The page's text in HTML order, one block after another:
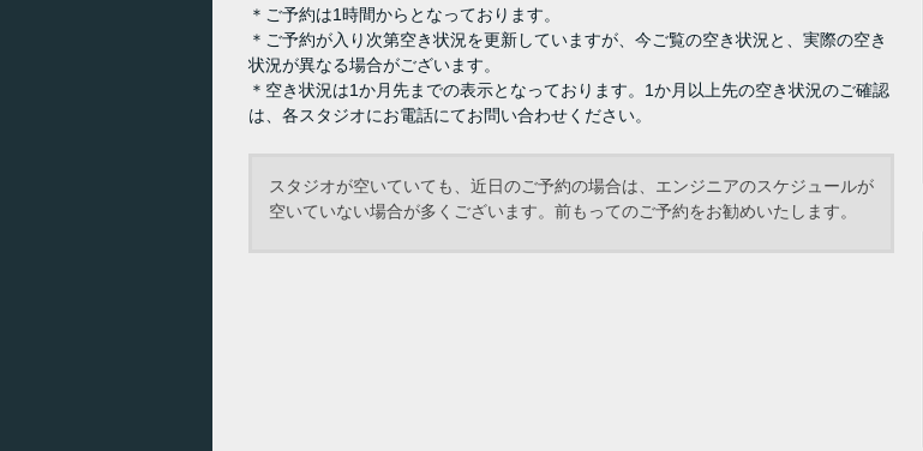
＊ご予約は1時間からとなっております。
＊ご予約が入り次第空き状況を更新していますが、今ご覧の空き状況と、実際の空き
状況が異なる場合がございます。
＊空き状況は1か月先までの表示となっております。1か月以上先の空き状況のご確認
は、各スタジオにお電話にてお問い合わせください。
スタジオが空いていても、近日のご予約の場合は、エンジニアのスケジュールが
空いていない場合が多くございます。前もってのご予約をお勧めいたします。